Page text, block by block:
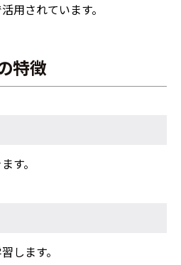
用されています。
特徴
す。
します。